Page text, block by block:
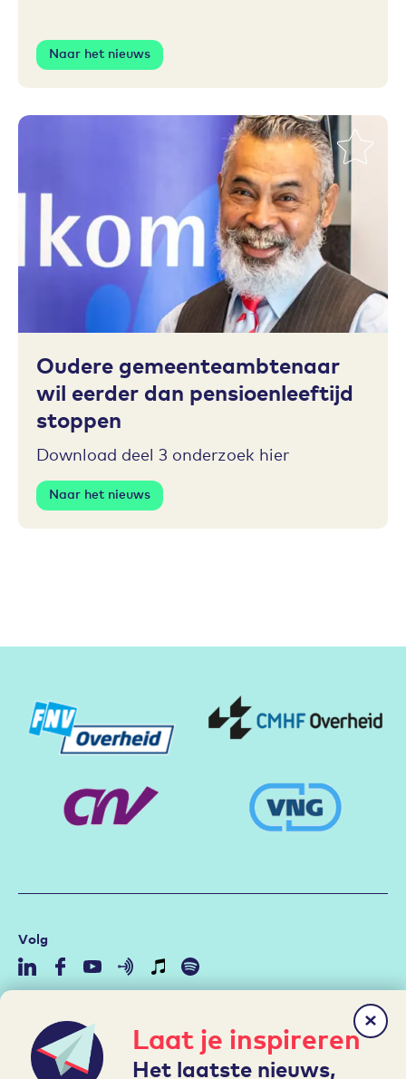
Naar het nieuws
Toevoegen aan favorieten
Oudere gemeenteambtenaar
wil eerder dan pensioenleeftijd
stoppen
Download deel 3 onderzoek hier
Naar het nieuws
Laat je inspireren
Het laatste nieuws,
Volg
Duurzame Inzetbaarheid
Aan de slag met de RI&E